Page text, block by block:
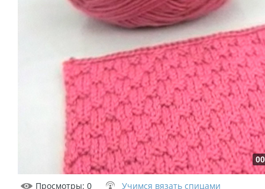
Просмотры: 0 Учимся вязать спицами